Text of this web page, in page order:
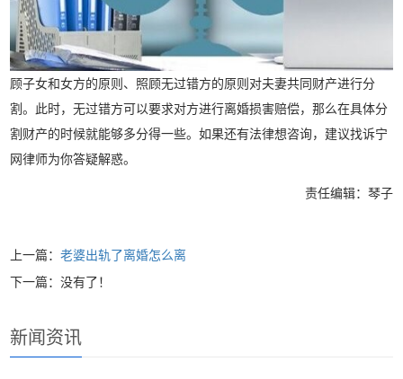
顾子女和女方的原则、照顾无过错方的原则对夫妻共同财产进行分
割。此时，无过错方可以要求对方进行离婚损害赔偿，那么在具体分
割财产的时候就能够多分得一些。如果还有法律想咨询，建议找诉宁
网律师为你答疑解惑。
责任编辑：琴子
上一篇：老婆出轨了离婚怎么离
下一篇：没有了！
新闻资讯